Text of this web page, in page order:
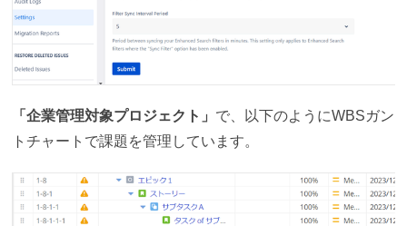
「企業管理対象プロジェクト」 で、以下のようにWBSガン
トチャートで課題を管理しています。